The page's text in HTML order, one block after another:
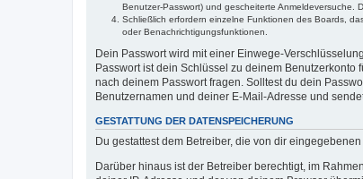
Benutzer-Passwort) und gescheiterte Anmeldeversuche.
Schließlich erfordern einzelne Funktionen des Boards,
oder Benachrichtigungsfunktionen.
Dein Passwort wird mit einer Einwege-
Passwort ist dein Schlüssel zu deinem
nach deinem Passwort fragen. Solltest du dein
Benutzernamen und deiner E-Mail-Adresse und
GESTATTUNG DER DATENSPEICHERUNG
Du gestattest dem Betreiber, die von dir
Darüber hinaus ist der Betreiber berechtigt, im